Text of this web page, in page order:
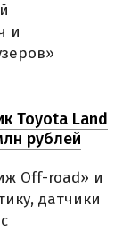
и
Toyota Land
рублей
Off-road» и
датчики